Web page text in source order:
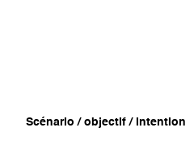
Scénario / objectif / intention